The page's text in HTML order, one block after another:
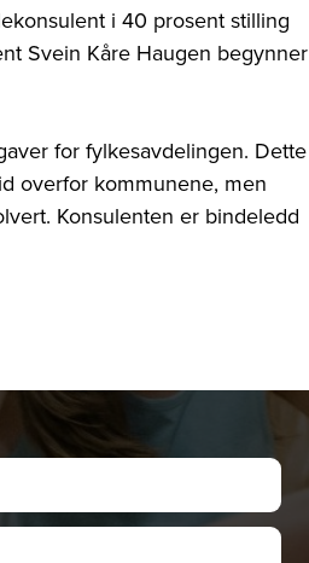
i 40 prosent stilling
Svein Kåre Haugen begynner
for fylkesavdelingen. Dette
overfor kommunene, men
Konsulenten er bindeledd